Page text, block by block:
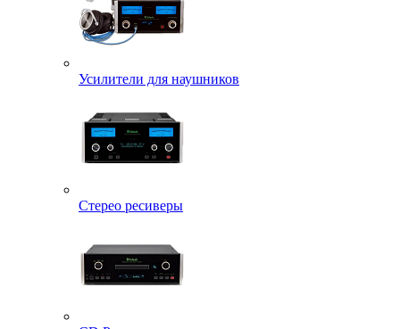
Усилители для наушников
Стерео ресиверы